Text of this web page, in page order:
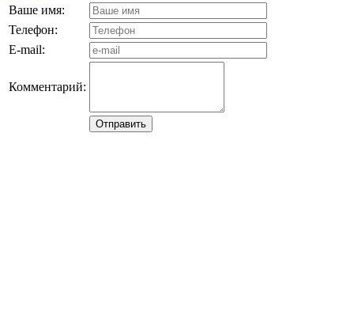
Ваше имя:
Телефон:
E-mail:
Комментарий: